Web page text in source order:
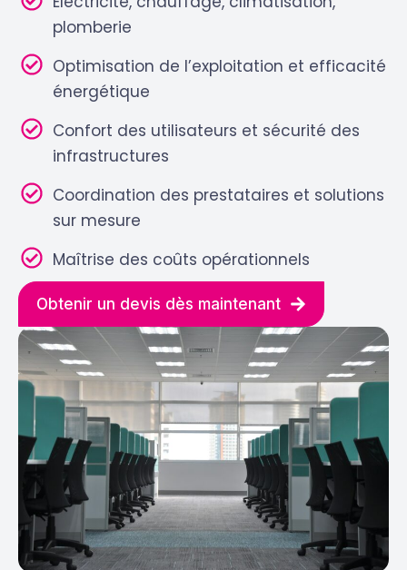
plomberie
Optimisation de l’exploitation et efficacité
énergétique
Confort des utilisateurs et sécurité des
infrastructures
Coordination des prestataires et solutions
sur mesure
Maîtrise des coûts opérationnels
Obtenir un devis dès maintenant